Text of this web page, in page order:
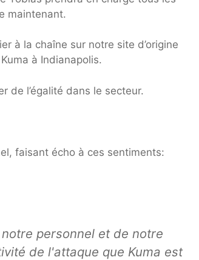
maintenant.
à la chaîne sur notre site d’origine
à Indianapolis.
de l’égalité dans le secteur.
faisant écho à ces sentiments:
personnel et de notre
de l'attaque que Kuma est